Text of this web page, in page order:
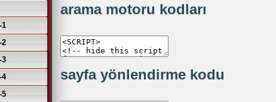
1
2
3
4
5
arama motoru kodları
sayfa yönlendirme kodu